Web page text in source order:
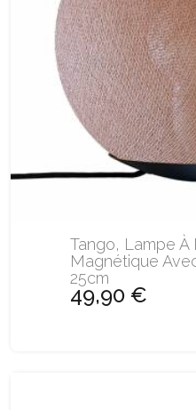
Tango, Lampe À
Magnétique
25cm
49,90 €